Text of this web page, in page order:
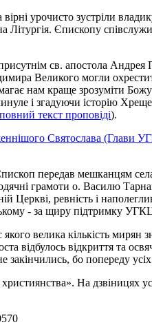
урочисто зустріли
Літургія. Єпископу
св. апостола
Великого могли
нам краще зрозуміти
і згадуючи історію
повний текст проповіді).
Святослава (Глави
передав мешканцям
грамоти о. Василю
ревність і
- за щиру підтримку
велика кількість мирян
відбулось відкриття та
закінчились, бо попереду
На дзвіницях